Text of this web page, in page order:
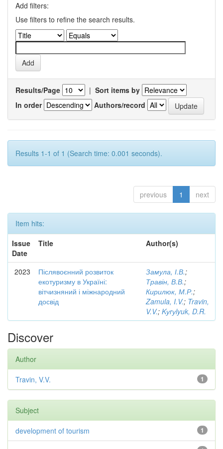
Add filters:
Use filters to refine the search results.
Results/Page | Sort items by
In order
Authors/record
Results 1-1 of 1 (Search time: 0.001 seconds).
previous 1 next
Item hits:
Issue
Date
Title Author(s)
2023
Післявоєнний розвиток
екотуризму в Україні:
вітчизняний і міжнародний
досвід
Замула, І.В.;
Травін, В.В.;
Кирилюк, М.Р.;
Zamula, I.V.; Travin,
V.V.; Kуrуlyuk, D.R.
Discover
Author
1
Travin, V.V.
Subject
1
development of tourism